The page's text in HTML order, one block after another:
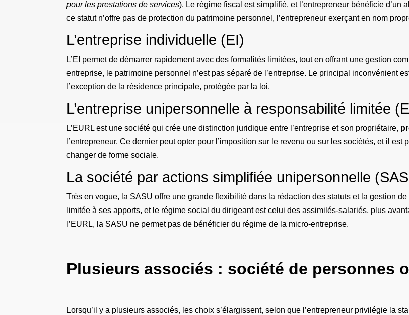
pour les prestations de services). Le régime fiscal est simplifié, et l’entrepreneur bénéficie d’un
ce statut n’offre pas de protection du patrimoine personnel, l’entrepreneur exerçant en nom
L’entreprise individuelle (EI)
L’EI permet de démarrer rapidement avec des formalités limitées, tout en offrant une gestion
entreprise, le patrimoine personnel n’est pas séparé de l’entreprise. Le principal inconvénient
l’exception de la résidence principale, protégée par la loi.
L’entreprise unipersonnelle à responsabilité limitée
L’EURL est une société qui crée une distinction juridique entre l’entreprise et son propriétaire,
l’entrepreneur. Ce dernier peut opter pour l’imposition sur le revenu ou sur les sociétés, et il
changer de forme sociale.
La société par actions simplifiée unipersonnelle
Très en vogue, la SASU offre une grande flexibilité dans la rédaction des statuts et la gestion
limitée à ses apports, et le régime social du dirigeant est celui des assimilés-salariés, plus
l’EURL, la SASU ne permet pas de bénéficier du régime de la micro-entreprise.
Plusieurs associés : société de personnes
Lorsqu’il y a plusieurs associés, les choix s’élargissent, selon que l’entrepreneur privilégie la